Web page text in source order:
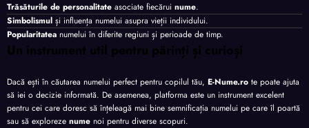
Trăsăturile de personalitate asociate fiecărui nume.
Simbolismul și influența numelui asupra vieții individului.
Popularitatea numelui în diferite regiuni și perioade de timp.
Un instrument util pentru părinți și curioși
Dacă ești în căutarea numelui perfect pentru copilul tău, E-Nume.ro te poate ajuta
să iei o decizie informată. De asemenea, platforma este un instrument excelent
pentru cei care doresc să înțeleagă mai bine semnificația numelui pe care îl poartă
sau să exploreze nume noi pentru diverse scopuri.